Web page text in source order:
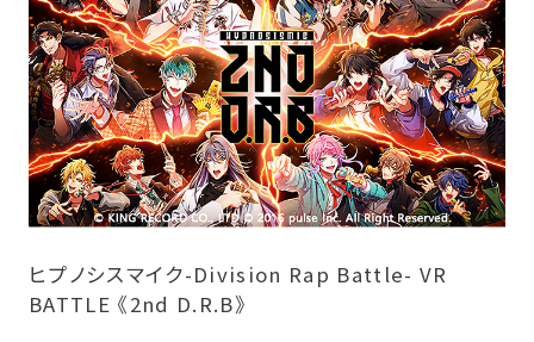
ヒプノシスマイク-Division Rap Battle- VR
BATTLE 《2nd D.R.B》